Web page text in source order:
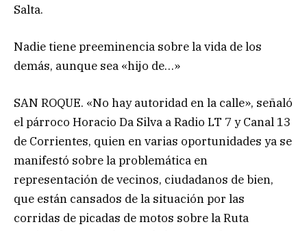
Salta.
Nadie tiene preeminencia sobre la vida de los
demás, aunque sea «hijo de…»
SAN ROQUE. «No hay autoridad en la calle», señaló
el párroco Horacio Da Silva a Radio LT 7 y Canal 13
de Corrientes, quien en varias oportunidades ya se
manifestó sobre la problemática en
representación de vecinos, ciudadanos de bien,
que están cansados de la situación por las
corridas de picadas de motos sobre la Ruta